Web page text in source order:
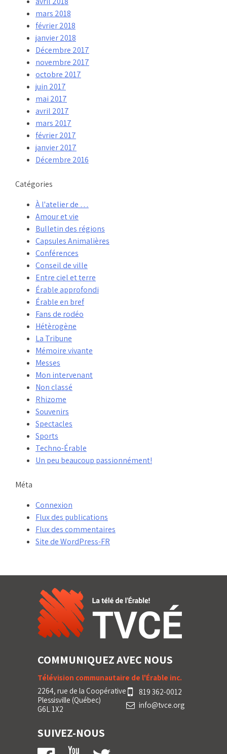
mars 2018
février 2018
janvier 2018
Décembre 2017
novembre 2017
octobre 2017
juin 2017
mai 2017
avril 2017
mars 2017
février 2017
janvier 2017
Décembre 2016
Catégories
À l'atelier de …
Amour et vie
Bulletin des régions
Capsules Animalières
Conférences
Conseil de ville
Entre ciel et terre
Érable approfondi
Érable en bref
Fans de rodéo
Hétèrogène
La Tribune
Mémoire vivante
Messes
Mon intervenant
Non classé
Rhizome
Souvenirs
Spectacles
Sports
Techno-Érable
Un peu beaucoup passionnément!
Méta
Connexion
Flux des publications
Flux des commentaires
Site de WordPress-FR
COMMUNIQUEZ AVEC NOUS
Télévision communautaire de l'Érable inc.
2264, rue de la Coopérative
Plessisville (Québec)
G6L 1X2
819 362-0012
info@tvce.org
SUIVEZ-NOUS